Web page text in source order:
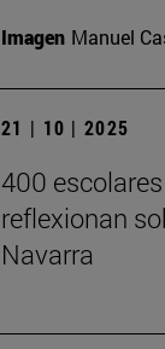
Imagen Manuel
21 | 10 | 2025
400
reflexionan
Navarra